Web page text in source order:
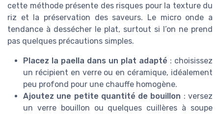
cette méthode présente des risques pour la texture du
riz et la préservation des saveurs. Le micro onde a
tendance à dessécher le plat, surtout si l’on ne prend
pas quelques précautions simples.
Placez la paella dans un plat adapté : choisissez
un récipient en verre ou en céramique, idéalement
peu profond pour une chauffe homogène.
Ajoutez une petite quantité de bouillon : versez
un verre bouillon ou quelques cuillères à soupe